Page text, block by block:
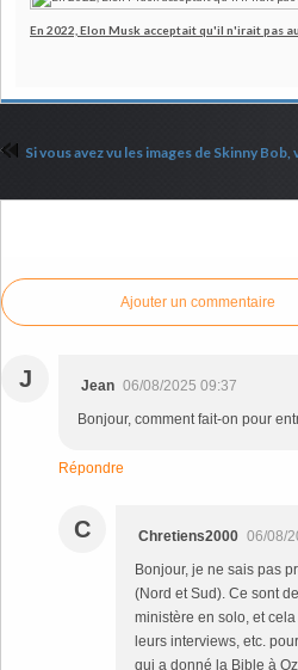
En 2022, Elon Musk acceptait qu'il n'irait pas
Si vous avez vu les images de Skinny
Ajouter un commentaire
J Jean 06/08/2025 09:37
Bonjour, comment fait-on pour
Répondre
C Chretiens2000 06/08/
Bonjour, je ne sais pas
(Nord et Sud). Ce sont
ministère en solo, et
leurs interviews, etc.
qui a donné la Bible à